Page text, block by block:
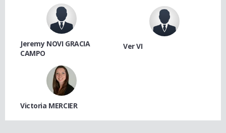
Jeremy NOVI GRACIA
CAMPO
Ver VI
Victoria MERCIER